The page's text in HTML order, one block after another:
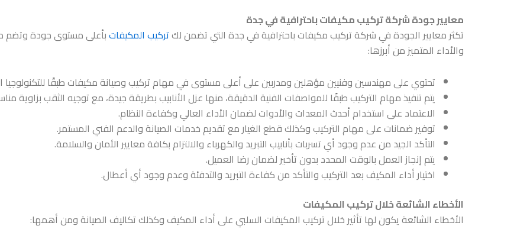
معايير جودة شركة تركيب مكيفات باحترافية في جدة
تكثر معايير الجودة فيشركة تركيب مكيفات باحترافية في جدة التي تضمن لكتركيب المكيفاتبأعلى مستوى جودة وتضم
والأداء المتميز من أبرزها:
تحتوي على مهندسين وفنيين مؤهلين ومدربين على أعلى مستوى في مهام تركيب وصيانة مكيفات طبقًا للتكنولوجيا
يتم تنفيذ مهام التركيب طبقًا للمواصفات الفنية الدقيقة، منها عزل الأنابيب بطريقة جيدة، مع توجيه الثقب بزاوية
الاعتماد على استخدام أحدث المعدات والأدوات لضمان الأداء العالي وكفاءة النظام.
توفير ضمانات على مهام التركيب وكذلك قطع الغيار مع تقديم خدمات الصيانة والدعم الفني المستمر.
التأكد الجيد من عدم وجود أي تسربات بأنابيب التبريد والكهرباء والالتزام بكافة معايير الأمان والسلامة.
يتم إنجاز العمل بالوقت المحدد بدون تأخير لضمان رضا العميل.
اختيار أداء المكيف بعد التركيب والتأكد من كفاءة التبريد والتدفئة وعدم وجود أي أعطال.
الأخطاء الشائعة خلال تركيب المكيفات
الأخطاء الشائعة يكون لها تأثير خلال تركيب المكيفات السلبي على أداء المكيف وكذلك تكاليف الصيانة ومن أهمها: